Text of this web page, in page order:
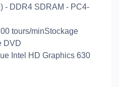
- DDR4 SDRAM - PC4-
tours/minStockage
DVD
Intel HD Graphics 630